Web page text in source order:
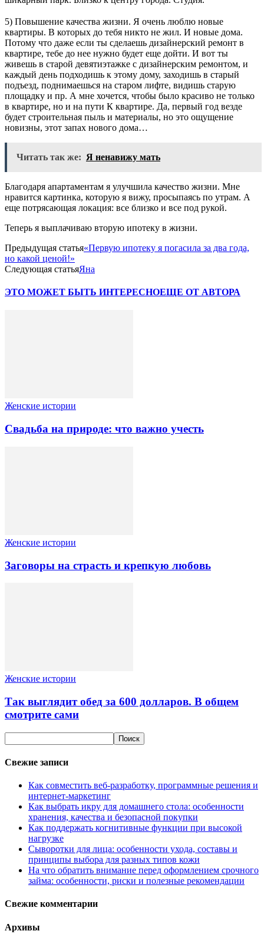
5) Повышение качества жизни. Я очень люблю новые
квартиры. В которых до тебя никто не жил. И новые дома.
Потому что даже если ты сделаешь дизайнерский ремонт в
квартире, тебе до нее нужно будет еще дойти. И вот ты
живешь в старой девятиэтажке с дизайнерским ремонтом, и
каждый день подходишь к этому дому, заходишь в старый
подъезд, поднимаешься на старом лифте, видишь старую
площадку и пр. А мне хочется, чтобы было красиво не только
в квартире, но и на пути К квартире. Да, первый год везде
будет строительная пыль и материалы, но это ощущение
новизны, этот запах нового дома…
Читать так же: Я ненавижу мать
Благодаря апартаментам я улучшила качество жизни. Мне
нравится картинка, которую я вижу, просыпаясь по утрам. А
еще потрясающая локация: все близко и все под рукой.
Теперь я выплачиваю вторую ипотеку в жизни.
Предыдущая статья«Первую ипотеку я погасила за два года,
но какой ценой!»
Следующая статьяЯна
ЭТО МОЖЕТ БЫТЬ ИНТЕРЕСНОЕЩЕ ОТ АВТОРА
Женские истории
Свадьба на природе: что важно учесть
Женские истории
Заговоры на страсть и крепкую любовь
Женские истории
Так выглядит обед за 600 долларов. В общем
смотрите сами
Свежие записи
Как совместить веб-разработку, программные решения и
интернет-маркетинг
Как выбрать икру для домашнего стола: особенности
хранения, качества и безопасной покупки
Как поддержать когнитивные функции при высокой
нагрузке
Сыворотки для лица: особенности ухода, составы и
принципы выбора для разных типов кожи
На что обратить внимание перед оформлением срочного
займа: особенности, риски и полезные рекомендации
Свежие комментарии
Архивы